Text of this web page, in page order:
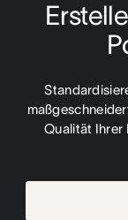
Qualität Ihrer